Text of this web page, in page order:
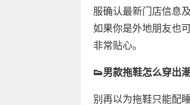
服确认最新门店信息
如果你是外地朋友也
非常贴心。
👟男款拖鞋怎么穿出
别再以为拖鞋只能配